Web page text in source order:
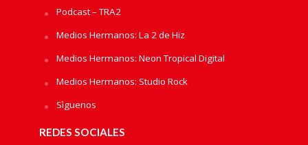
Podcast – TRA2
Medios Hermanos: La 2 de Hiz
Medios Hermanos: Neon Tropical Digital
Medios Hermanos: Studio Rock
Sìguenos
REDES SOCIALES